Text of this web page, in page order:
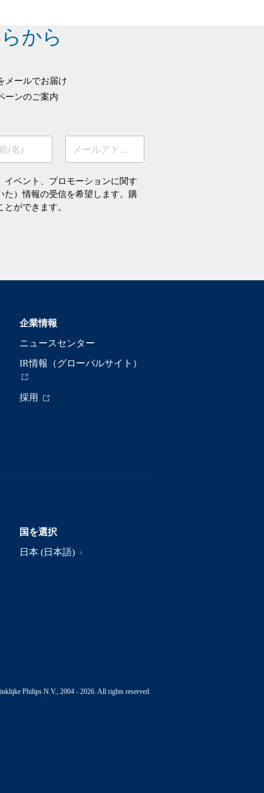
から
メールでお届け
ーンのご案内
(名) メールアドレス
イベント、プロモーションに関す
た）情報の受信を希望します。購
ができます。
企業情報
ニュースセンター
IR情報（グローバルサイト）
採用
国を選択
日本 (日本語)
Philips N.V., 2004 - 2026. All rights reserved.